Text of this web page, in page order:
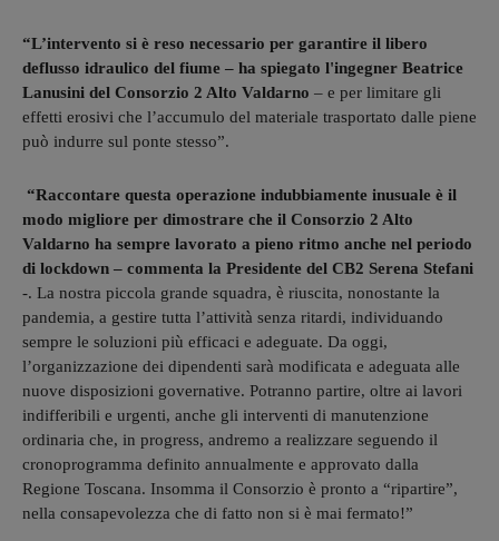
“L’intervento si è reso necessario per garantire il libero
deflusso idraulico del fiume – ha spiegato l'ingegner Beatrice
Lanusini del Consorzio 2 Alto Valdarno – e per limitare gli
effetti erosivi che l’accumulo del materiale trasportato dalle piene
può indurre sul ponte stesso”.
“Raccontare questa operazione indubbiamente inusuale è il
modo migliore per dimostrare che il Consorzio 2 Alto
Valdarno ha sempre lavorato a pieno ritmo anche nel periodo
di lockdown – commenta la Presidente del CB2 Serena Stefani
-. La nostra piccola grande squadra, è riuscita, nonostante la
pandemia, a gestire tutta l’attività senza ritardi, individuando
sempre le soluzioni più efficaci e adeguate. Da oggi,
l’organizzazione dei dipendenti sarà modificata e adeguata alle
nuove disposizioni governative. Potranno partire, oltre ai lavori
indifferibili e urgenti, anche gli interventi di manutenzione
ordinaria che, in progress, andremo a realizzare seguendo il
cronoprogramma definito annualmente e approvato dalla
Regione Toscana. Insomma il Consorzio è pronto a “ripartire”,
nella consapevolezza che di fatto non si è mai fermato!”